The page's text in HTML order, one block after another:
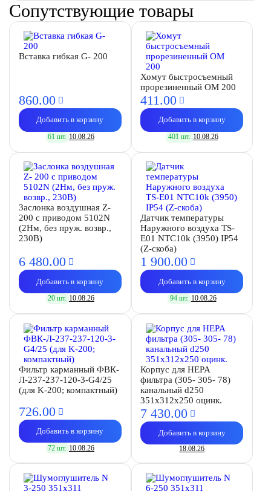
Сопутствующие товары
Вставка гибкая G- 200
860.00
Добавить в корзину
61 шт. 10.08.26
Хомут быстросъемный
прорезиненный OM 200
411.00
Добавить в корзину
401 шт. 10.08.26
Заслонка воздушная Z-
200 с приводом 5102N
(2Нм, без пруж. возвр.,
230В)
6 480.00
Добавить в корзину
20 шт. 10.08.26
Датчик температуры
Наружного воздуха TS-
E01 NTC10k (3950) IP54
(Z-скоба)
1 900.00
Добавить в корзину
94 шт. 10.08.26
Фильтр карманный ФВК-
Л-237-237-120-3-G4/25
(для K-200; компактный)
726.00
Добавить в корзину
72 шт. 10.08.26
Корпус для HEPA
фильтра (305- 305- 78)
канальный d250
351х312х250 оцинк.
7 430.00
Добавить в корзину
18.08.26